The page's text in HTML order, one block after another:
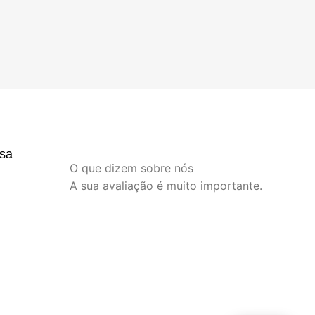
O que dizem sobre nós
A sua avaliação é muito importante.